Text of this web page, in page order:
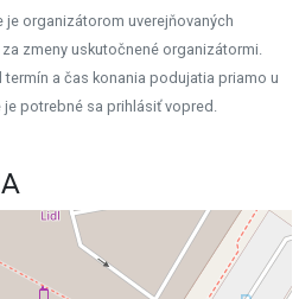
organizátorom uverejňovaných
zmeny uskutočnené organizátormi.
a čas konania podujatia priamo u
potrebné sa prihlásiť vopred.